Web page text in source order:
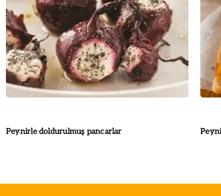
Peynirle doldurulmuş pancarlar